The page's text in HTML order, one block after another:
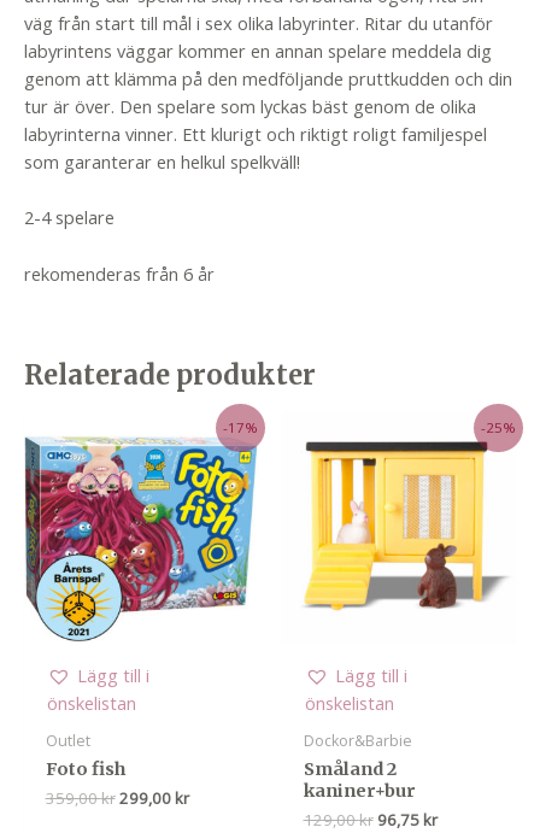
väg från start till mål i sex olika labyrinter. Ritar du utanför
labyrintens väggar kommer en annan spelare meddela dig
genom att klämma på den medföljande pruttkudden och din
tur är över. Den spelare som lyckas bäst genom de olika
labyrinterna vinner. Ett klurigt och riktigt roligt familjespel
som garanterar en helkul spelkväll!
2-4 spelare
rekomenderas från 6 år
Relaterade produkter
-17%
Lägg till i
önskelistan
Outlet
Foto fish
359,00krDet
299,00 krDet
-25%
Lägg till i
önskelistan
Dockor&Barbie
Småland 2
kaniner+bur
129,00kr Det
96,75 krDet